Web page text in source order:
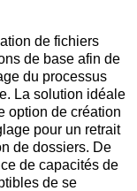
de fichiers
de base afin de
du processus
La solution idéale
option de création
pour un retrait
de dossiers. De
de capacités de
de se